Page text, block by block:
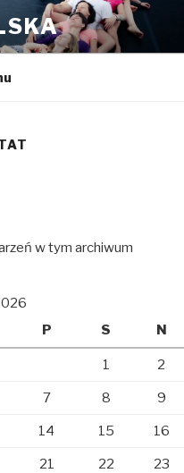
w tym archiwum
P S N
1 2
7 8 9
14 15 16
21 22 23